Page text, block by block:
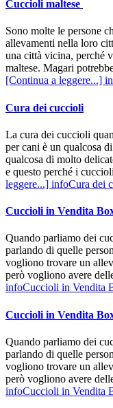
Cuccioli maltese
Sono molte le persone
allevamenti nella loro
una città vicina, perché
maltese. Magari
[Continua a leggere...]
Cura dei cuccioli
La cura dei cuccioli
per cani è un qualcosa
qualcosa di molto
e questo perché i
leggere...] infoCura dei
Cuccioli in Vendita
Quando parliamo dei
parlando di quelle
vogliono trovare un
però vogliono avere
infoCuccioli in Vendita
Cuccioli in Vendita
Quando parliamo dei
parlando di quelle
vogliono trovare un
però vogliono avere
infoCuccioli in Vendita